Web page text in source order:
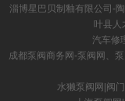
淄博星巴贝制釉有限公司-
叶县人
汽车修
成都泵阀商务网-泵阀网、
水獭泵阀网|阀